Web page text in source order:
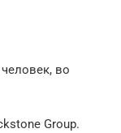
во
Group.